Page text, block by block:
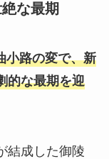
な最期
小路の変で、新
的な最期を迎
結成した御陵